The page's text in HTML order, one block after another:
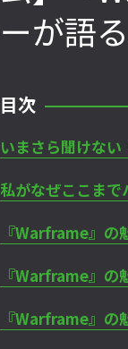
ーが語
目次
いまさら聞けな
私がなぜここま
『Warframe』の
『Warframe』の
『Warframe』の
格ゲーおじさんに
CUP IX」で活躍し
す！【ストーム久保
ーのゲンバから！ 第